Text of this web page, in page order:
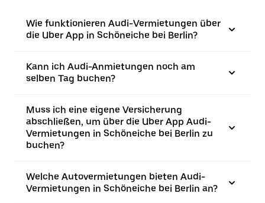
Wie funktionieren Audi-Vermietungen über
die Uber App in Schöneiche bei Berlin?
Kann ich Audi-Anmietungen noch am
selben Tag buchen?
Muss ich eine eigene Versicherung
abschließen, um über die Uber App Audi-
Vermietungen in Schöneiche bei Berlin zu
buchen?
Welche Autovermietungen bieten Audi-
Vermietungen in Schöneiche bei Berlin an?